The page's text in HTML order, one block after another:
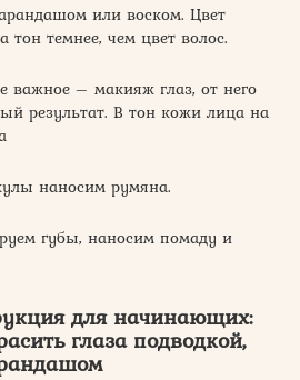
или воском. Цвет
темнее, чем цвет волос.
важное – макияж глаз, от него
результат. В тон кожи лица на
наносим румяна.
губы, наносим помаду и
для начинающих:
глаза подводкой,